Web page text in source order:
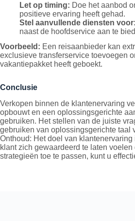
Let op timing: Doe het aanbod
positieve ervaring heeft gehad.
Stel aanvullende diensten voor:
naast de hoofdservice aan te
Voorbeeld: Een reisaanbieder kan
exclusieve transferservice toevoegen
vakantiepakket heeft geboekt.
Conclusie
Verkopen binnen de klantenervaring
opbouwt en een oplossingsgerichte
gebruiken. Het stellen van de juiste
gebruiken van oplossingsgerichte taal
Onthoud: Het doel van
klant zich gewaardeerd te laten
strategieën toe te passen, kunt u